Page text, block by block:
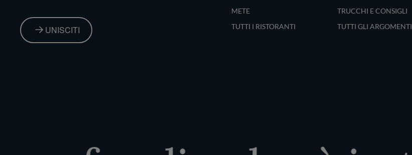
UNISCITI
METE
TUTTI I RISTORANTI
TRUCCHI E CONSIGLI
TUTTI GLI ARGOMENTI